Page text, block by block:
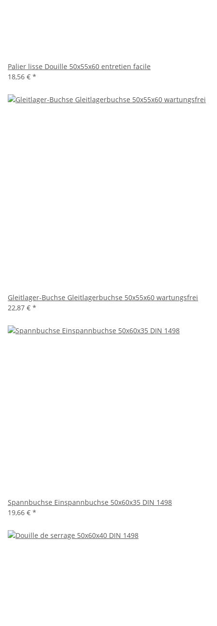
Palier lisse Douille 50x55x60 entretien facile
18,56 € *
Gleitlager-Buchse Gleitlagerbuchse 50x55x60 wartungsfrei
22,87 € *
Spannbuchse Einspannbuchse 50x60x35 DIN 1498
19,66 € *